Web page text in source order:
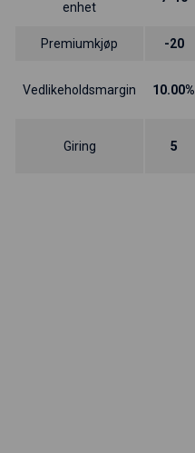
enhet
Premiumkjøp -20
Vedlikeholdsmargin 10.00%
Giring 5